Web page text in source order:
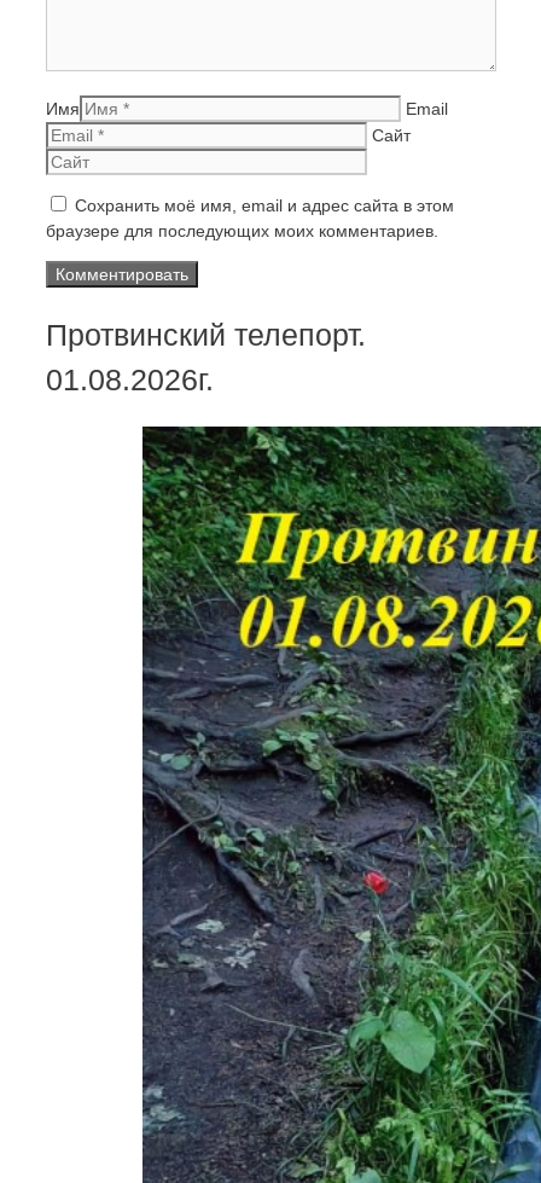
Имя
Email
Сайт
Сохранить моё имя, email и адрес сайта в этом
браузере для последующих моих комментариев.
Протвинский телепорт.
01.08.2026г.